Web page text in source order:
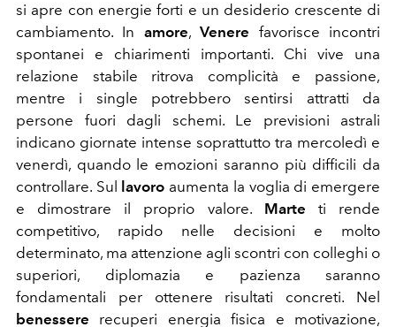
si apre con energie forti e un desiderio crescente di
cambiamento. In amore,Venere favorisce incontri
spontanei e chiarimenti importanti. Chi vive una
relazione stabile ritrova complicità e passione,
mentre i single potrebbero sentirsi attratti da
persone fuori dagli schemi. Le previsioni astrali
indicano giornate intense soprattutto tra mercoledì e
venerdì, quando le emozioni saranno più difficili da
controllare. Sul
lavoro aumenta la voglia di emergere
e dimostrare il proprio valore. Marte ti rende
competitivo, rapido nelle decisioni e molto
determinato, ma attenzione agli scontri con colleghi o
superiori, diplomazia e pazienza saranno
fondamentali per ottenere risultati concreti. Nel
benessere recuperi energia fisica e motivazione,